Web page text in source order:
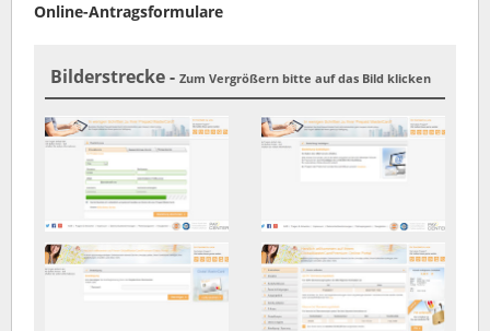
Online-Antragsformulare
Bilderstrecke - Zum Vergrößern bitte auf das Bild klicken